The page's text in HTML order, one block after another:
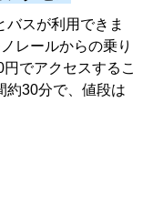
スが利用できま
レールからの乗り
でアクセスするこ
約30分で、値段は